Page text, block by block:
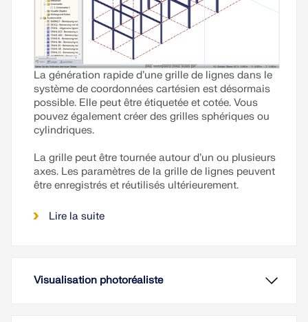
taille/l’espacement des étriers.
Lire la suite
La génération rapide d’une grille de lignes dans le
système de coordonnées cartésien est désormais
possible. Elle peut être étiquetée et cotée. Vous
pouvez également créer des grilles sphériques ou
cylindriques.
La grille peut être tournée autour d’un ou plusieurs
axes. Les paramètres de la grille de lignes peuvent
être enregistrés et réutilisés ultérieurement.
Lire la suite
Visualisation photoréaliste